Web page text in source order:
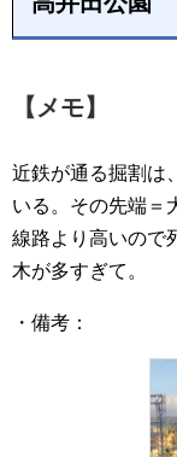
【メモ】
近鉄が通る掘割は
いる。その先端＝
線路より高いので
木が多すぎて。
・備考：